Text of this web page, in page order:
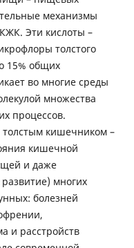
механизмы
Эти кислоты –
толстого
15% общих
во многие среды
множества
процессов.
толстым кишечником –
кишечной
и даже
многих
болезней
и расстройств